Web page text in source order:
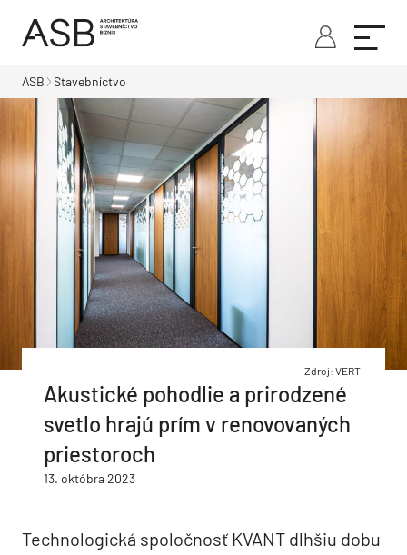
ASB Stavebníctvo
Zdroj: VERTI
Akustické pohodlie a prirodzené
svetlo hrajú prím v renovovaných
priestoroch
13. októbra 2023
Technologická spoločnosť KVANT dlhšiu dobu